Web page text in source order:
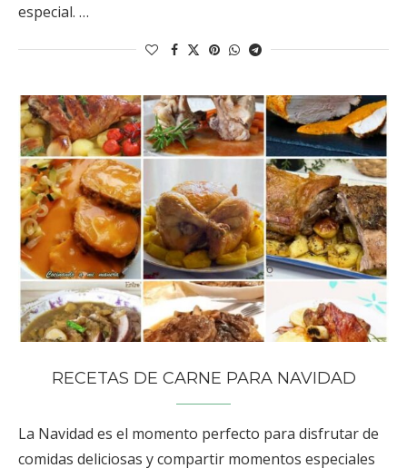
especial. …
RECETAS DE CARNE PARA NAVIDAD
La Navidad es el momento perfecto para disfrutar de
comidas deliciosas y compartir momentos especiales